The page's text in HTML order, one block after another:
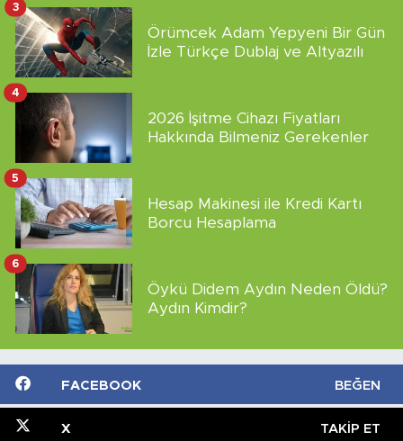
Örümcek Adam Yepyeni Bir Gün
İzle Türkçe Dublaj ve Altyazılı
3
2026 İşitme Cihazı Fiyatları
Hakkında Bilmeniz Gerekenler
4
Hesap Makinesi ile Kredi Kartı
Borcu Hesaplama
5
Öykü Didem Aydın Neden Öldü?
Aydın Kimdir?
6
FACEBOOK BEĞEN
X TAKIP ET